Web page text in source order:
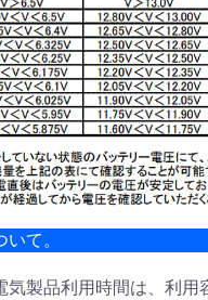
て。
気製品利用時間は、利用